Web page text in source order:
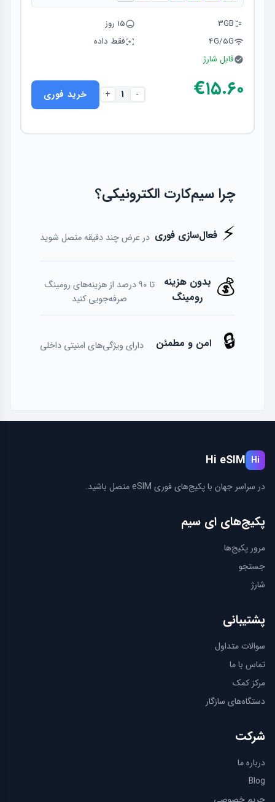
3GB
15 روز
4G/5G
فقط داده
قابل شارژ
€۱۵.۶۰ -
1
+ خرید فوری
چرا سیم‌کارت الکترونیکی؟
⚡ فعال‌سازی فوری در عرض چند دقیقه متصل شوید
💰 بدون هزینه
رومینگ
تا ۹۰ درصد از هزینه‌های رومینگ
صرفه‌جویی کنید
🔒 امن و مطمئن دارای ویژگی‌های امنیتی داخلی
Hi
Hi eSIM
در سراسر جهان با پكيج‌های فوری eSIM متصل باشید.
پكيج‌های ای سیم
مرور پكيج‌ها
جستجو
شارژ
پشتیبانی
سوالات متداول
تماس با ما
مرکز کمک
دستگاه‌های سازگار
شرکت
درباره ما
Blog